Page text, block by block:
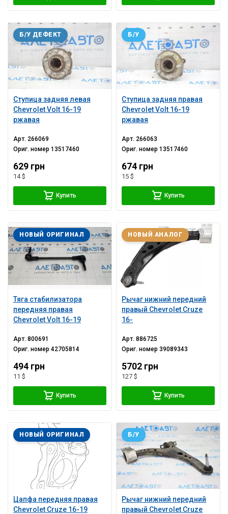
Ступица задняя левая
Chevrolet Volt 16-19
ржавая
Б/У ДЕФЕКТ
Арт. 266069
Ориг. номер13517460
629 грн
14 $
Купить
Ступица задняя правая
Chevrolet Volt 16-19
ржавая
Б/У
Арт. 266063
Ориг. номер13517460
674 грн
15 $
Купить
Тяга стабилизатора
передняя правая
Chevrolet Volt 16-19
НОВЫЙ ОРИГИНАЛ
Арт.800691
Ориг. номер42705814
494 грн
11 $
Купить
Рычаг нижний передний
правый Chevrolet Cruze
16-
НОВЫЙ АНАЛОГ
Арт.886725
Ориг. номер39089343
5702 грн
127 $
Купить
Цапфа передняя правая
Chevrolet Cruze 16-19
НОВЫЙ ОРИГИНАЛ
Рычаг нижний передний
правый Chevrolet Cruze
Б/У